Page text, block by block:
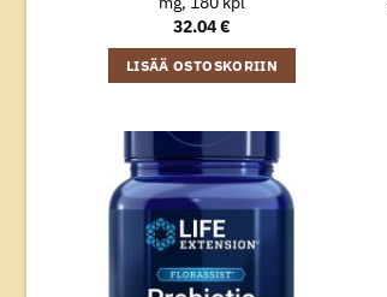
32.04€
LISÄÄ OSTOSKORIIN